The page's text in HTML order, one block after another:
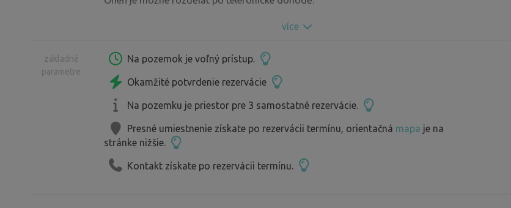
více
základné
parametre
Na pozemok je voľný prístup.
Okamžité potvrdenie rezervácie
Na pozemku je priestor pre 3 samostatné rezervácie.
Presné umiestnenie získate po rezervácii termínu, orientačná mapa je na
stránke nižšie.
Kontakt získate po rezervácii termínu.